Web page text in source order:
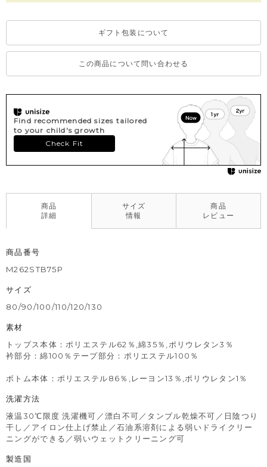
えいただくことをおすすめします。
※撮影･モニター環境等により実際の商品の色味と異なって見える
場合がございます。
※濃色部分は、摩擦や汗・雨などにより、他の衣類や下着、バッ
グ等に色移りする場合がございます。淡色のものとの組み合わせ
※色移りを防ぐため、手洗い後はタオルで軽く水気を取り、形を
整えてください。
ギフト包装について
この商品について問い合わせる
Find recommended sizes tailored
to your child's growth
Check Fit
商品
詳細
サイズ
情報
商品
レビュー
商品番号
M262STB75P
サイズ
80/90/100/110/120/130
素材
トップス本体：ポリエステル62％,綿35％,ポリウレタン3％
衿部分：綿100％テープ部分：ポリエステル100％
ボトム本体：ポリエステル86％,レーヨン13％,ポリウレタン1％
洗濯方法
液温30℃限度 洗濯機可／漂白不可／タンブル乾燥不可／日陰つり
干し／アイロン仕上げ禁止／石油系溶剤による弱いドライクリー
ニングができる／弱いウェットクリーニング可
製造国